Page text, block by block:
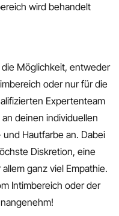
wird behandelt
Möglichkeit, entweder
oder nur für die
Expertenteam
deinen individuellen
Hautfarbe an. Dabei
Diskretion, eine
ganz viel Empathie.
Intimbereich oder der